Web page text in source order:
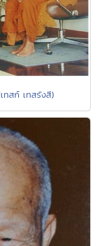
ทสก์ เทสรังสี)